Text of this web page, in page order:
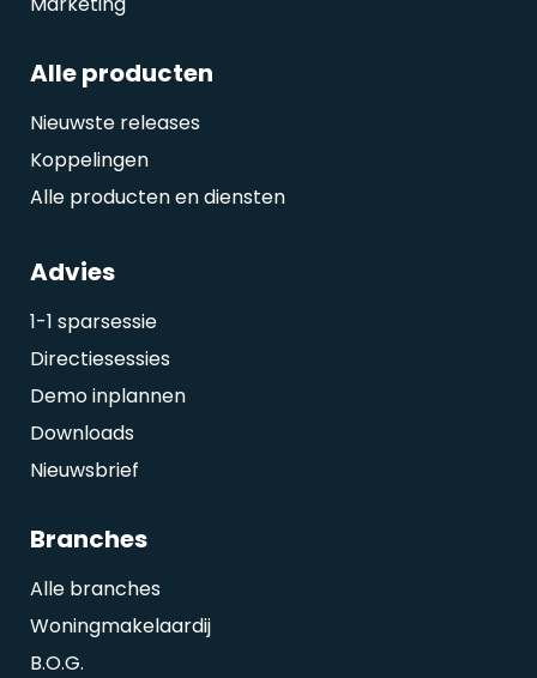
Alle producten
Nieuwste releases
Koppelingen
Alle producten en diensten
Advies
1-1 sparsessie
Directiesessies
Demo inplannen
Downloads
Nieuwsbrief
Branches
Alle branches
Woningmakelaardij
B.O.G.